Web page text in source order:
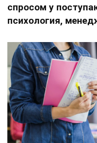
спросом у
психология,